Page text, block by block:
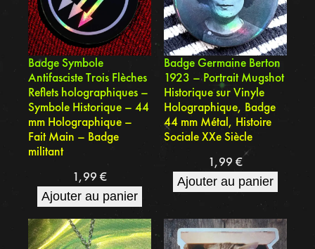
Badge Symbole
Antifasciste Trois Flèches
Reflets holographiques –
Symbole Historique – 44
mm Holographique –
Fait Main – Badge
militant
1,99€
Ajouter au panier
Badge Germaine Berton
1923 – Portrait Mugshot
Historique sur Vinyle
Holographique, Badge
44 mm Métal, Histoire
Sociale XXe Siècle
1,99 €
Ajouter au panier